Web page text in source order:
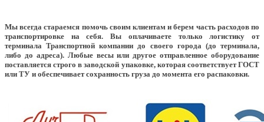
Мы всегда стараемся помочь своим клиентам и берем часть расходов по
транспортировке на себя. Вы оплачиваете только логистику от
терминала Транспортной компании до своего города (до терминала,
либо до адреса). Любые весы или другое отправленное оборудование
поставляется строго в заводской упаковке, которая соответствует ГОСТ
или ТУ и обеспечивает сохранность груза до момента его распаковки.